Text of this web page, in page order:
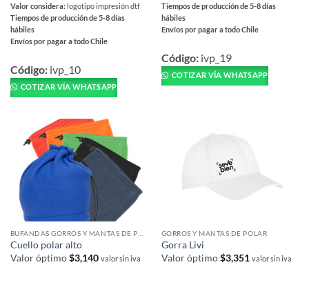
Valor considera: logotipo impresión dtf
Tiempos de producción de 5-8 días
hábiles
Envíos por pagar a todo Chile
producto
tiene
múltiples
opciones
pueden
elegir
en
de
producto
Código: ivp_10
COTIZAR VÍA WHATSAPP
Tiempos de producción de 5-8 días
hábiles
Envíos por pagar a todo Chile
producto
tiene
múltiples
de
producto
Código: ivp_19
COTIZAR VÍA WHATSAPP
Cuello polar alto
Valor óptimo$3,140 valor sin iva
GORROS Y MANTAS DE POLAR
Gorra Livi
Valor óptimo$3,351 valor sin iva